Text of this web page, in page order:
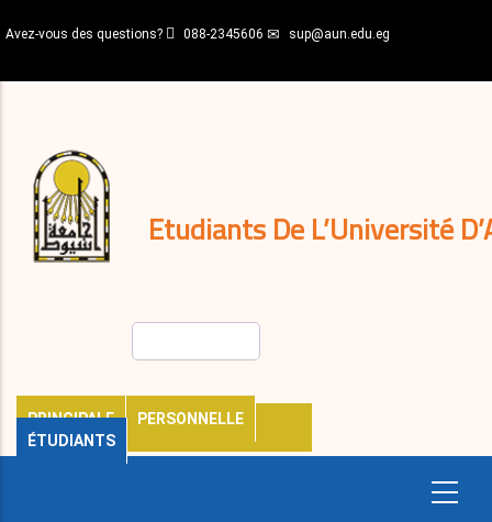
au
principal
Avez-vous des questions? 088-2345606 sup@aun.edu.eg
Etudiants De L’Université
PRINCIPALE
PERSONNELLE
ÉTUDIANTS
décisions
Expatriés
Journal